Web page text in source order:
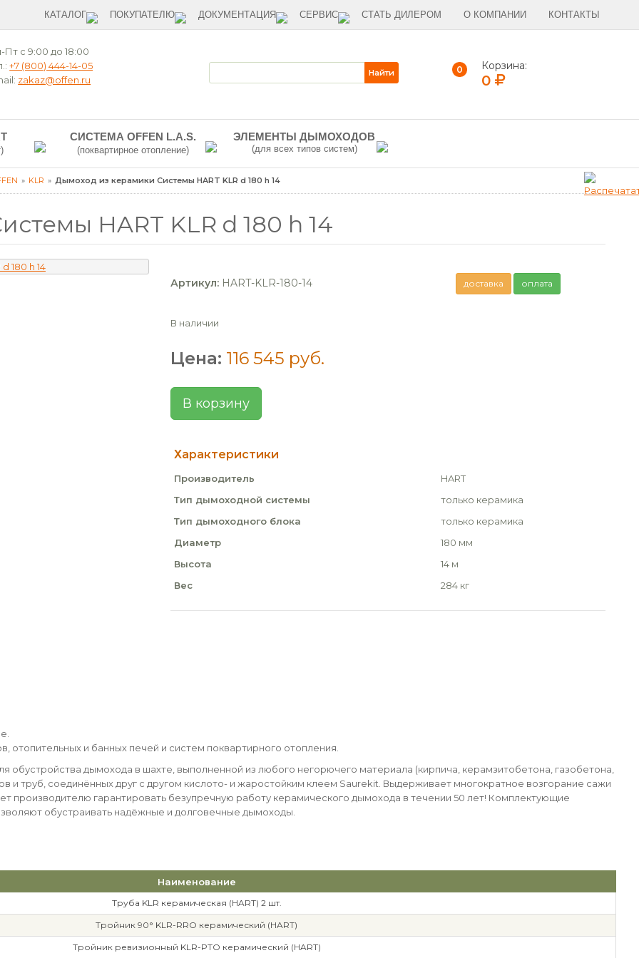
КАТАЛОГ ПОКУПАТЕЛЮ ДОКУМЕНТАЦИЯ СЕРВИС СТАТЬ ДИЛЕРОМ О КОМПАНИИ КОНТАКТЫ
Пт с 9:00 до 18:00
+7 (800) 444-14-05
zakaz@offen.ru
0 Корзина:
0
СИСТЕМА OFFEN L.A.S.
(поквартирное отопление)
ЭЛЕМЕНТЫ ДЫМОХОДОВ
(для всех типов систем)
KLR Дымоход из керамики Системы HART KLR d 180 h 14
HART KLR d 180 h 14
Артикул: HART-KLR-180-14 доставка оплата
В наличии
Цена: 116 545 руб.
В корзину
Характеристики
Производитель
HART
Тип дымоходной системы
только керамика
Тип дымоходного блока
только керамика
Диаметр
180 мм
Высота
14 м
Вес
284 кг
отопительных и банных печей и систем поквартирного отопления.
обустройства дымохода в шахте, выполненной из любого негорючего материала (кирпича, керамзитобетона, газобетона,
и труб, соединённых друг с другом кислото- и жаростойким клеем Saurekit. Выдерживает многократное возгорание сажи
производителю гарантировать безупречную работу керамического дымохода в течении 50 лет! Комплектующие
обустраивать надёжные и долговечные дымоходы.
Наименование
Труба KLR керамическая (HART) 2 шт.
Тройник 90° KLR-RRO керамический (HART)
Тройник ревизионный KLR-PTO керамический (HART)